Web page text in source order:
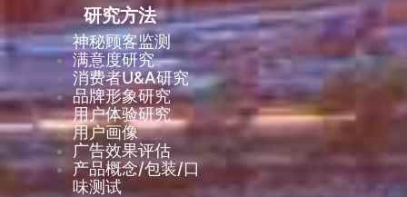
研究方法
神秘顾客监测
满意度研究
消费者U&A研究
品牌形象研究
用户体验研究
用户画像
广告效果评估
产品概念/包装/口
味测试